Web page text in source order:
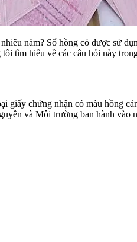
năm? Sổ hồng có được sử
tìm hiểu về các câu hỏi này
giấy chứng nhận có màu hồng
và Môi trường ban hành vào